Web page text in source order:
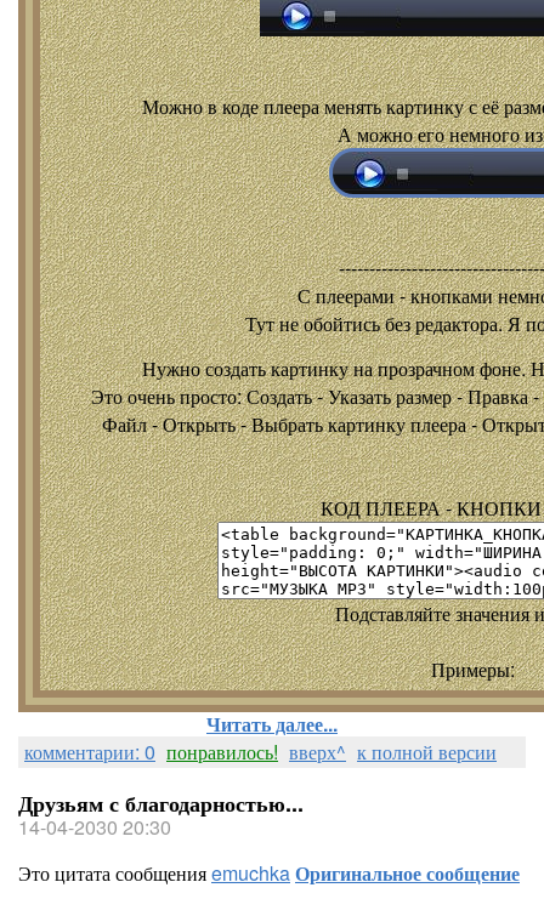
Можно в коде плеера менять картинку с её
А можно его немного
С плеерами - кнопками
Тут не обойтись без редактора. Я
Нужно создать картинку на прозрачном фоне.
Это очень просто: Создать - Указать размер -
Файл - Открыть - Выбрать картинку плеера -
КОД ПЛЕЕРА - КНОПКИ
Подставляйте значения
Примеры:
Читать далее...
комментарии: 0 понравилось! вверх^ к полной версии
Друзьям с благодарностью...
14-04-2030 20:30
Это цитата сообщенияemuchkaОригинальное сообщение